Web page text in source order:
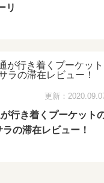
リ
更新：
行き着くプーケット
の滞在レビュー！